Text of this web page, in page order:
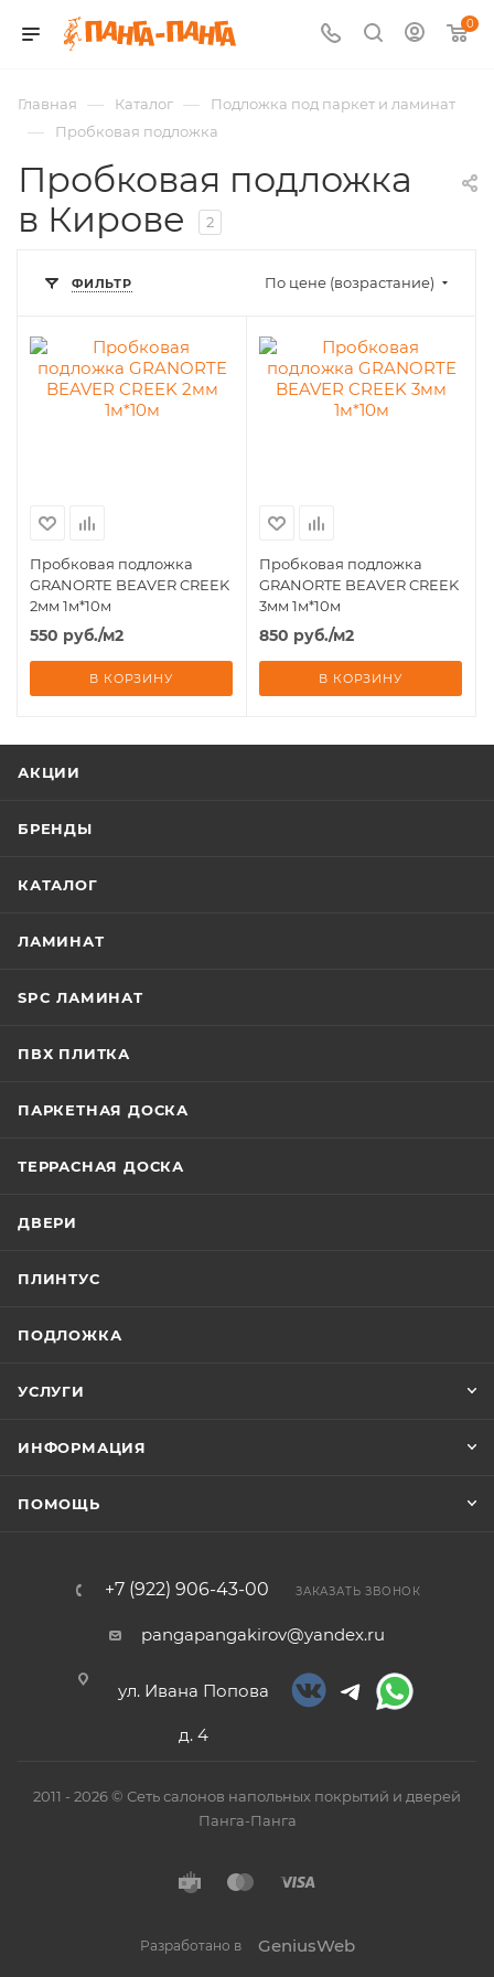
0
Главная — Каталог — Подложка под паркет и ламинат
— Пробковая подложка
Пробковая подложка
в Кирове
2
ФИЛЬТР По цене (возрастание)
Пробковая подложка
GRANORTE BEAVER CREEK
2мм 1м*10м
550 руб./м2
В КОРЗИНУ
Пробковая подложка
GRANORTE BEAVER CREEK
3мм 1м*10м
850 руб./м2
В КОРЗИНУ
АКЦИИ
БРЕНДЫ
КАТАЛОГ
ЛАМИНАТ
SPC ЛАМИНАТ
ПВХ ПЛИТКА
ПАРКЕТНАЯ ДОСКА
ТЕРРАСНАЯ ДОСКА
ДВЕРИ
ПЛИНТУС
ПОДЛОЖКА
УСЛУГИ
ИНФОРМАЦИЯ
ПОМОЩЬ
+7 (922) 906-43-00 ЗАКАЗАТЬ ЗВОНОК
pangapangakirov@yandex.ru
ул. Ивана Попова
д. 4
2011 - 2026 © Сеть салонов напольных покрытий и дверей
Панга-Панга
Разработано в GeniusWeb